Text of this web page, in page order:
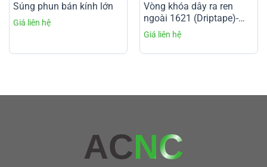
Súng phun bán kính lớn
Vòng khóa dây ra ren
ngoài 1621 (Driptape)-
Male Thread Lock Ring
Coupling for Driptape
ACNC